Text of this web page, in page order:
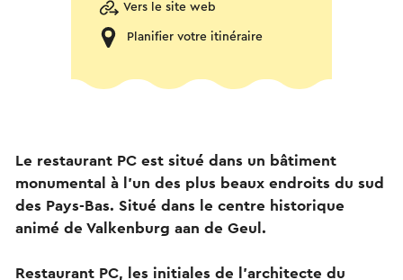
Vers le site web
Planifier votre itinéraire
Le restaurant PC est situé dans un bâtiment
monumental à l'un des plus beaux endroits du sud
des Pays-Bas. Situé dans le centre historique
animé de Valkenburg aan de Geul.
Restaurant PC, les initiales de l’architecte du